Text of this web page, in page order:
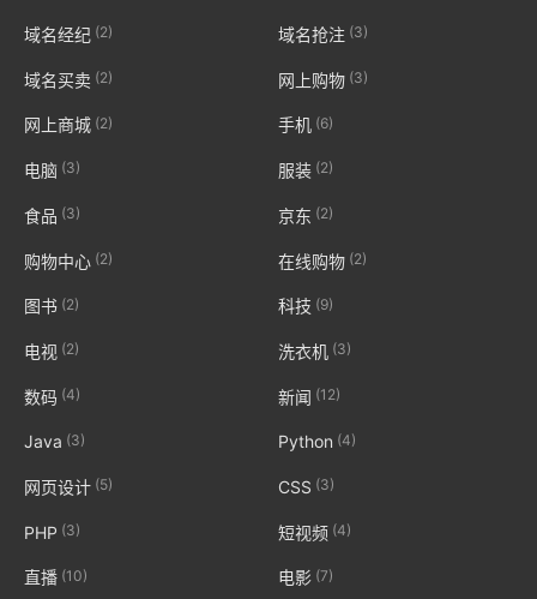
域名经纪 (2) 域名抢注 (3)
域名买卖 (2) 网上购物(3)
网上商城 (2) 手机 (6)
电脑 (3) 服装(2)
食品 (3) 京东 (2)
购物中心 (2) 在线购物(2)
图书 (2) 科技 (9)
电视 (2) 洗衣机 (3)
数码 (4) 新闻 (12)
Java (3) Python (4)
网页设计 (5) CSS (3)
PHP (3) 短视频(4)
直播 (10) 电影 (7)